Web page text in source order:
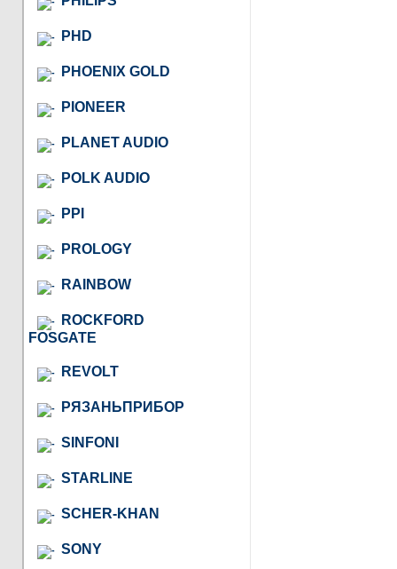
PHD
PHOENIX GOLD
PIONEER
PLANET AUDIO
POLK AUDIO
PPI
PROLOGY
RAINBOW
ROCKFORD
FOSGATE
REVOLT
РЯЗАНЬПРИБОР
SINFONI
STARLINE
SCHER-KHAN
SONY